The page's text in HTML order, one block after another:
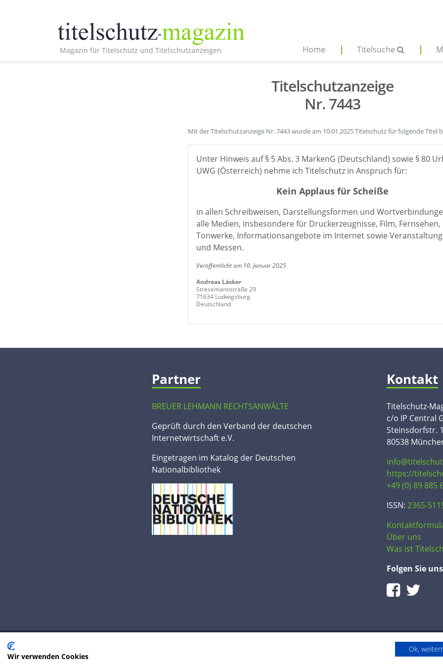
Magazin für Titelschutz und Titelschutzanzeigen Home Titelsuche
Titelschutzanzeige
Nr. 7443
Mit der Titelschutzanzeige Nr. 7443 wurde am 10.01.2025 Titelschutz für folgende Titel
Unter Hinweis auf § 5 Abs. 3 MarkenG (Deutschland) sowie § 80
UWG (Österreich) nehme ich Titelschutz in Anspruch für:
Kein Applaus für Scheiße
in allen Schreibweisen, Darstellungsformen und
alle Medien, insbesondere für Druckerzeugnisse, Film, Fernsehen,
Tonwerke, Informationsangebote im Internet sowie
und Messen.
Veröffentlicht am 10. Januar 2025
Andreas Läsker
Stresemannstraße 29
71634 Ludwigsburg
Deutschland
Partner
BREUER LEHMANN RECHTSANWÄLTE
Geprüft durch den Verband der deutschen
Internetwirtschaft e.V.
Eingetragen im Katalog der Deutschen
Nationalbibliothek
Kontakt
Titelschutz-
c/o IP Central
Steinsdorfstr.
80538
https://
+49 (0) 89 885
ISSN: 2365-
Über uns
Was ist
Folgen Sie uns
© 2020 IP Central GmbH
Wir verwenden Cookies
Ok,